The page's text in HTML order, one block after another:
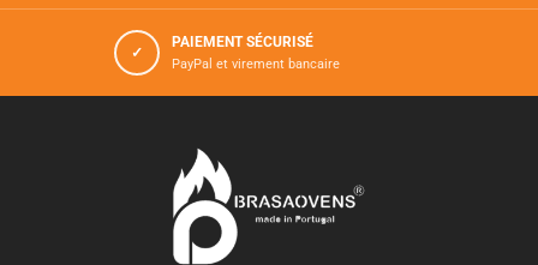
✓
PAIEMENT SÉCURISÉ
PayPal et virement bancaire